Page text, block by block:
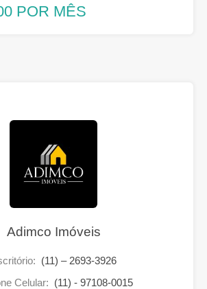
POR MÊS
Adimco Imóveis
(11) – 2693-3926
Celular: (11) - 97108-0015